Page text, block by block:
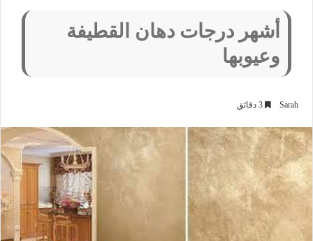
أشهر درجات دهان القطيفة
وعيوبها
Sarah